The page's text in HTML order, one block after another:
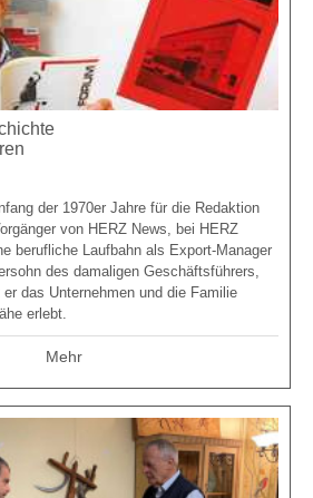
der 1970er Jahre für die Redaktion
von HERZ News, bei HERZ
berufliche Laufbahn als Export-Manager
des damaligen Geschäftsführers,
er das Unternehmen und die Familie
erlebt.
Mehr